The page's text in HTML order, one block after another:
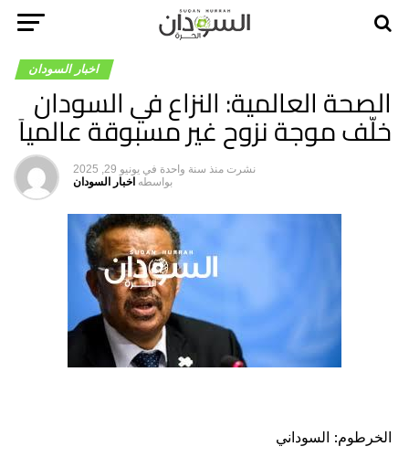
اخبار السودان
الصحة العالمية: النزاع في السودان
خلّف موجة نزوح غير مسبوقة عالمياَ
نشرت منذ سنة واحدة في يونيو 29, 2025
بواسطه اخبار السودان
الخرطوم: السوداني